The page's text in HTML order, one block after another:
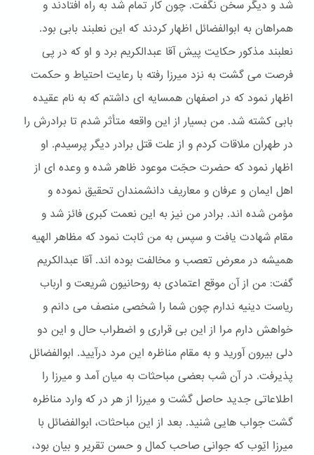
شد و دیگر سخن نگفت. چون کار تمام شد به راه افتادند و
همراهان به ابوالفضائل اظهار کردند که این نعلبند بابی بود.
نعلبند مذکور حکایت پیش آقا عبدالکریم برد و او که در پی
فرصت می گشت به نزد میرزا رفته با رعایت احتیاط و حکمت
اظهار نمود که در اصفهان همسایه ای داشتم که به نام عقیده
بابی کشته شد. من بسیار از این واقعه متأثر شدم تا برادرش را
در طهران ملاقات کردم و از علت قتل برادر دیگر پرسیدم. او
اظهار نمود که حضرت حجّت موعود ظاهر شده و وعده ای از
اهل ایمان و عرفان و معاریف دانشمندان تحقیق نموده و
مؤمن شده اند. برادر من نیز به این نعمت کبری فائز شد و
مقام شهادت یافت و سپس به من ثابت نمود که مظاهر الهیه
همیشه در معرض تعصب و مخالفت بوده اند. آقا عبدالکریم
گفت: من از آن موقع اعتمادی به روحانیون شریعت و ارباب
ریاست دینیه ندارم چون شما را شخصی منصف می دانم و
خواهش دارم مرا از این بی قراری و اضطراب حال و این دو
دلی بیرون آورید و به مقام مناظره این مرد درآیید. ابوالفضائل
پذیرفت. در آن شب بعضی مباحثات به میان آمد و میرزا را
اطلاعاتی جدید حاصل گشت و میرزا از هر در که وارد مناظره
گشت جواب هایی شنید. بعد از این مباحثات، ابوالفضائل با
میرزا ایّوب که جوانی صاحب کمال و حسن تقریر و بیان بود،